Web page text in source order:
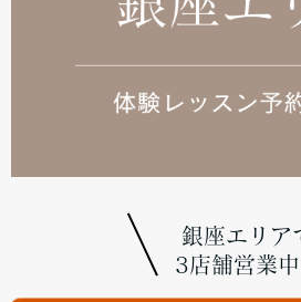
銀座エリア
3店舗営業中